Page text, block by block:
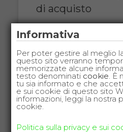
di acquisto
COSTO
da
SCHEDA
Informativa
Per poter gestire al meglio
questo sito verranno
memorizzate alcune
testo denominati cookie. È
tu sia informato e che
e sui cookie di questo sito
informazioni, leggi la nostra
cookie.
Politica sulla privacy e sui